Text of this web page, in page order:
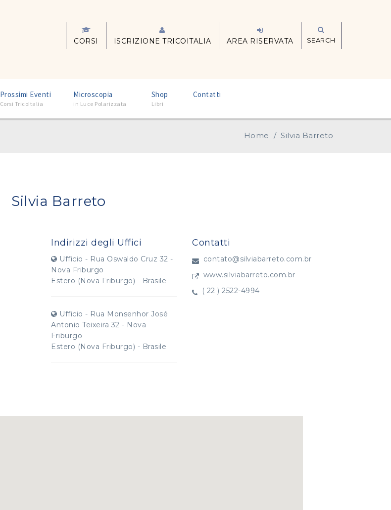
CORSI ISCRIZIONE TRICOITALIA AREA RISERVATA SEARCH
Prossimi Eventi
Corsi TricoItalia
Microscopia
in Luce Polarizzata
Shop
Libri
Contatti
Home / Silvia Barreto
Silvia Barreto
Indirizzi degli Uffici
Ufficio - Rua Oswaldo Cruz 32 -
Nova Friburgo
Estero (Nova Friburgo) - Brasile
Ufficio - Rua Monsenhor José
Antonio Teixeira 32 - Nova
Friburgo
Estero (Nova Friburgo) - Brasile
Contatti
contato@silviabarreto.com.br
www.silviabarreto.com.br
( 22 ) 2522-4994